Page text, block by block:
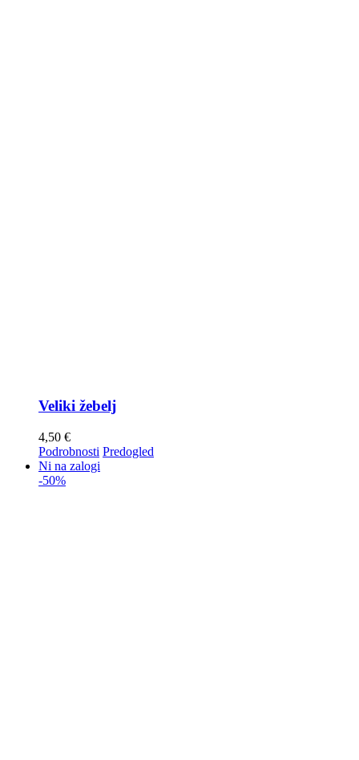
Veliki žebelj
4,50 €
Podrobnosti Predogled
Ni na zalogi
-50%